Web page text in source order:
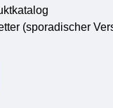
(sporadischer